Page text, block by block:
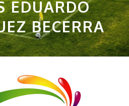
EDUARDO
BECERRA